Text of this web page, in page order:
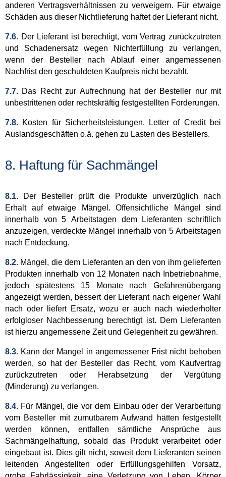
anderen Vertragsverhältnissen zu verweigern. Für etwaige
Schäden aus dieser Nichtlieferung haftet der Lieferant nicht.
7.6. Der Lieferant ist berechtigt, vom Vertrag zurückzutreten
und Schadenersatz wegen Nichterfüllung zu verlangen,
wenn der Besteller nach Ablauf einer angemessenen
Nachfrist den geschuldeten Kaufpreis nicht bezahlt.
7.7. Das Recht zur Aufrechnung hat der Besteller nur mit
unbestrittenen oder rechtskräftig festgestellten Forderungen.
7.8. Kosten für Sicherheitsleistungen, Letter of Credit bei
Auslandsgeschäften o.ä. gehen zu Lasten des Bestellers.
8. Haftung für Sachmängel
8.1.
Der Besteller prüft die Produkte unverzüglich nach
Erhalt auf etwaige Mängel. Offensichtliche Mängel sind
innerhalb von 5 Arbeitstagen dem Lieferanten schriftlich
anzuzeigen, verdeckte Mängel innerhalb von 5 Arbeitstagen
nach Entdeckung.
8.2. Mängel, die dem Lieferanten an den von ihm gelieferten
Produkten innerhalb von 12 Monaten nach Inbetriebnahme,
jedoch spätestens 15 Monate nach Gefahrenübergang
angezeigt werden, bessert der Lieferant nach eigener Wahl
nach oder liefert Ersatz, wozu er auch nach wiederholter
erfolgloser Nachbesserung berechtigt ist. Dem Lieferanten
ist hierzu angemessene Zeit und Gelegenheit zu gewähren.
8.3. Kann der Mangel in angemessener Frist nicht behoben
werden, so hat der Besteller das Recht, vom Kaufvertrag
zurückzutreten oder Herabsetzung der Vergütung
(Minderung) zu verlangen.
8.4. Für Mängel, die vor dem Einbau oder der Verarbeitung
vom Besteller mit zumutbarem Aufwand hätten festgestellt
werden können, entfallen sämtliche Ansprüche aus
Sachmängelhaftung, sobald das Produkt verarbeitet oder
eingebaut ist. Dies gilt nicht, soweit dem Lieferanten seinen
leitenden Angestellten oder Erfüllungsgehilfen Vorsatz,